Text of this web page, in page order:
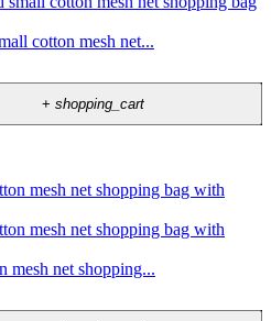
cotton mesh net...
+shopping_cart
mesh net shopping...